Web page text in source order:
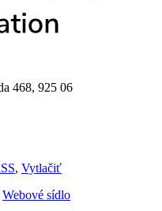
468, 925 06
, Vytlačiť
Webové sídlo